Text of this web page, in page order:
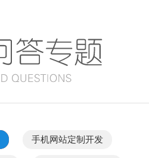
手机网站定制开发